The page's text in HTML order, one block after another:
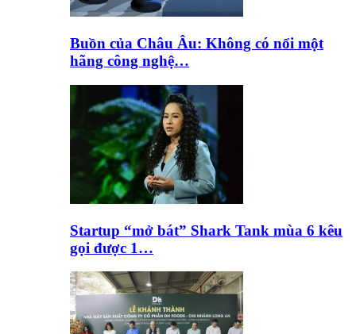
Buồn của Châu Âu: Không có nổi một
hãng công nghệ…
Startup “mở bát” Shark Tank mùa 6 kêu
gọi được 1…